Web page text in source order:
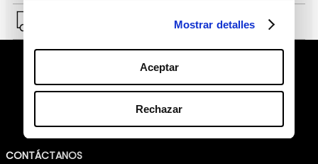
Mostrar detalles
Aceptar
Rechazar
Envío a Lima y a provincias.
CONTÁCTANOS